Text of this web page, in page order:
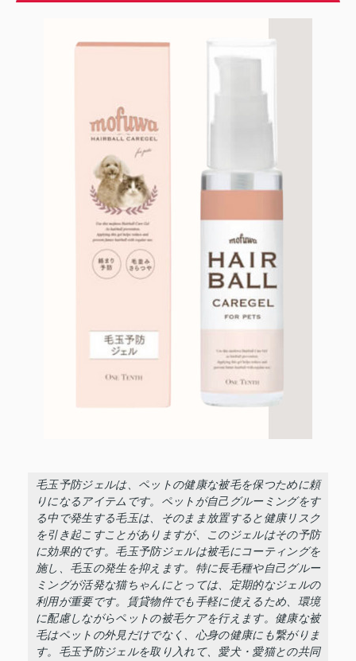
毛玉予防ジェルは、ペットの健康な被毛を保つために頼
りになるアイテムです。ペットが自己グルーミングをす
る中で発生する毛玉は、そのまま放置すると健康リスク
を引き起こすことがありますが、このジェルはその予防
に効果的です。毛玉予防ジェルは被毛にコーティングを
施し、毛玉の発生を抑えます。特に長毛種や自己グルー
ミングが活発な猫ちゃんにとっては、定期的なジェルの
利用が重要です。賃貸物件でも手軽に使えるため、環境
に配慮しながらペットの被毛ケアを行えます。健康な被
毛はペットの外見だけでなく、心身の健康にも繋がりま
す。毛玉予防ジェルを取り入れて、愛犬・愛猫との共同